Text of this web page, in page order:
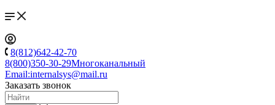
8(812)642-42-70
8(800)350-30-29Многоканальный
Email:internalsys@mail.ru
Заказать звонок